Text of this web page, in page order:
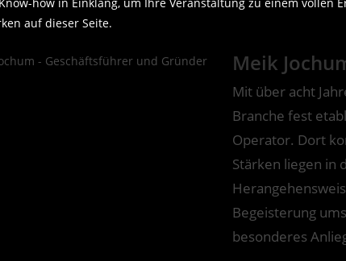
auf dieser Seite.
Meik
Mit über acht
Branche fest
Operator. Dort
Stärken liegen in
Begeisterung
besonderes